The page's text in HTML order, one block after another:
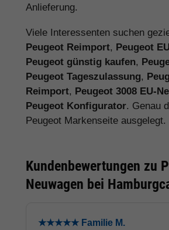
Anlieferung.
Viele Interessenten suchen
Peugeot Reimport, Peugeot
Peugeot günstig kaufen,
Peugeot Tageszulassung,
Reimport, Peugeot 3008 EU-
Peugeot Konfigurator. Genau
Peugeot Markenseite ausgelegt.
Kundenbewertungen zu
Neuwagen bei
★★★★★ Familie M.